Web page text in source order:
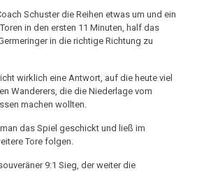
Schuster die Reihen etwas um und ein
in den ersten 11 Minuten, half das
in die richtige Richtung zu
wirklich eine Antwort, auf die heute viel
Wanderers, die die Niederlage vom
machen wollten.
das Spiel geschickt und ließ im
Tore folgen.
9:1 Sieg, der weiter die